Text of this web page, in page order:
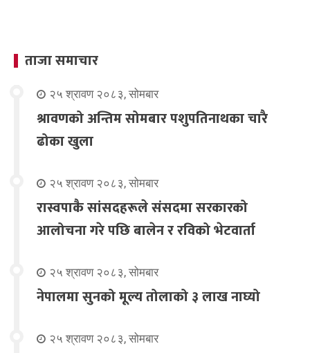
ताजा समाचार
२५ श्रावण २०८३, सोमबार
श्रावणको अन्तिम सोमबार पशुपतिनाथका चारै
ढोका खुला
२५ श्रावण २०८३, सोमबार
रास्वपाकै सांसदहरूले संसदमा सरकारको
आलोचना गरे पछि बालेन र रविको भेटवार्ता
२५ श्रावण २०८३, सोमबार
नेपालमा सुनको मूल्य तोलाको ३ लाख नाघ्यो
२५ श्रावण २०८३, सोमबार